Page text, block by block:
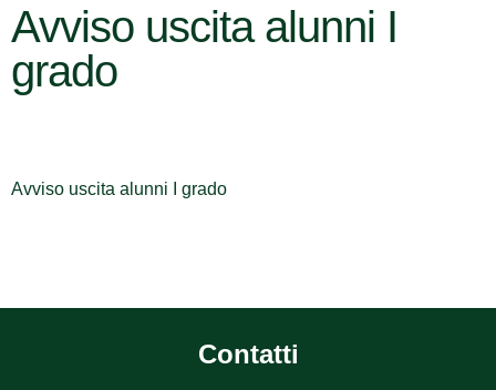
Avviso uscita alunni I
grado
Avviso uscita alunni I grado
Contatti